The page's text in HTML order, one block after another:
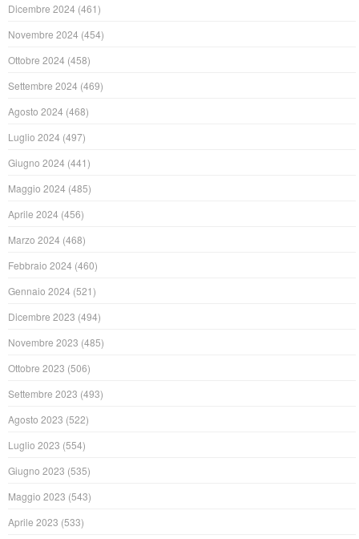
Dicembre 2024 (461)
Novembre 2024 (454)
Ottobre 2024 (458)
Settembre 2024 (469)
Agosto 2024 (468)
Luglio 2024 (497)
Giugno 2024 (441)
Maggio 2024 (485)
Aprile 2024 (456)
Marzo 2024 (468)
Febbraio 2024 (460)
Gennaio 2024 (521)
Dicembre 2023 (494)
Novembre 2023 (485)
Ottobre 2023 (506)
Settembre 2023 (493)
Agosto 2023 (522)
Luglio 2023 (554)
Giugno 2023 (535)
Maggio 2023 (543)
Aprile 2023 (533)